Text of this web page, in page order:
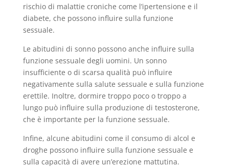
rischio di malattie croniche come l’ipertensione e il
diabete, che possono influire sulla funzione
sessuale.
Le abitudini di sonno possono anche influire sulla
funzione sessuale degli uomini. Un sonno
insufficiente o di scarsa qualità può influire
negativamente sulla salute sessuale e sulla funzione
erettile. Inoltre, dormire troppo poco o troppo a
lungo può influire sulla produzione di testosterone,
che è importante per la funzione sessuale.
Infine, alcune abitudini come il consumo di alcol e
droghe possono influire sulla funzione sessuale e
sulla capacità di avere un’erezione mattutina.